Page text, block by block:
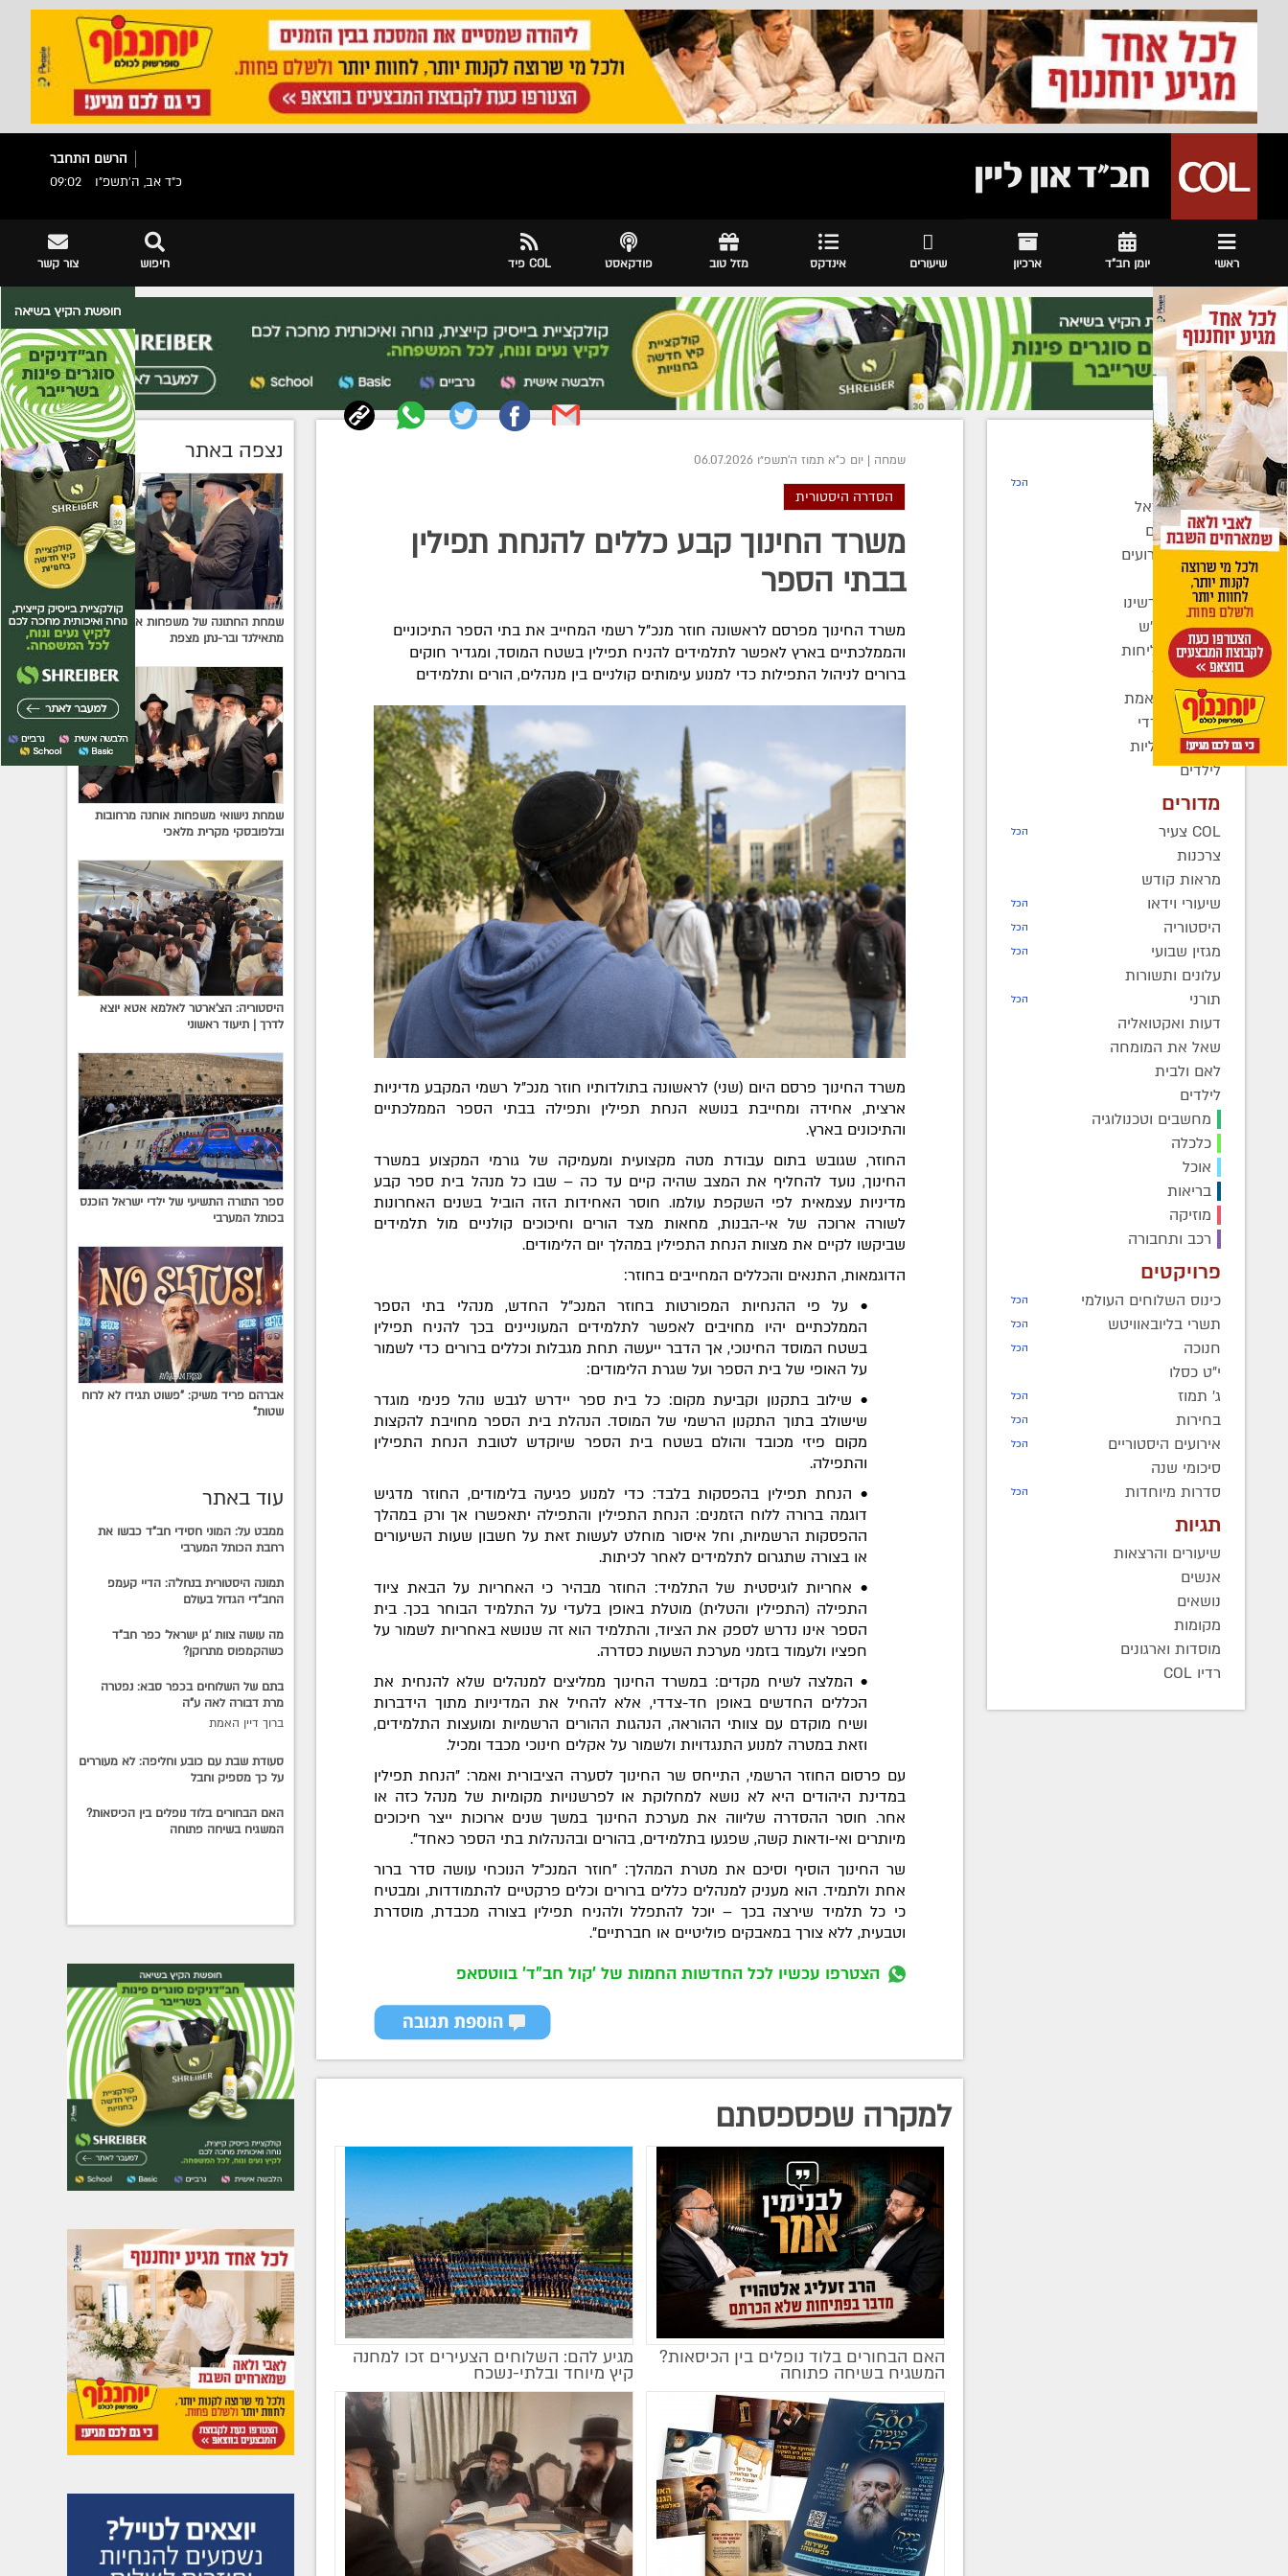
הרשם התחבר
כ"ד אב, ה׳תשפ״ו
09:02
ראשי יומן חב"ד ארכיון שיעורים אינדקס מזל טוב פודקאסט COL פיד צור קשר חיפוש
חדשות
רדיו COL הכל
חב"ד בישראל
חב"ד בעולם
כינוסים ואירועים
קהילות
בחצרות קדשינו
שמחות אנ"ש
יוצאים לשליחות
נשות חב"ד
ברוך דיין האמת
בעולם החרדי
חדשות כלליות
לילדים
מדורים
COL צעיר הכל
צרכנות
מראות קודש
שיעורי וידאו
הכל
היסטוריה הכל
מגזין שבועי הכל
עלונים ותשורות
תורני
הכל
דעות ואקטואליה
שאל את המומחה
לאם ולבית
לילדים
מחשבים וטכנולוגיה
כלכלה
אוכל
בריאות
מוזיקה
רכב ותחבורה
פרויקטים
כינוס השלוחים העולמי הכל
תשרי בליובאוויטש הכל
חנוכה הכל
י"ט כסלו
ג' תמוז
הכל
בחירות הכל
אירועים היסטוריים הכל
סיכומי שנה
סדרות מיוחדות
הכל
תגיות
שיעורים והרצאות
אנשים
נושאים
מקומות
מוסדות וארגונים
רדיו COL
שמחה | יום כ"א תמוז ה׳תשפ״ו 06.07.2026
הסדרה היסטורית
משרד החינוך קבע כללים להנחת תפילין
בבתי הספר
משרד החינוך מפרסם לראשונה חוזר מנכ"ל רשמי המחייב את בתי הספר התיכוניים
והממלכתיים בארץ לאפשר לתלמידים להניח תפילין בשטח המוסד, ומגדיר חוקים
ברורים לניהול התפילות כדי למנוע עימותים קולניים בין מנהלים, הורים ותלמידים
משרד החינוך פרסם היום (שני) לראשונה בתולדותיו חוזר מנכ"ל רשמי המקבע מדיניות
ארצית, אחידה ומחייבת בנושא הנחת תפילין ותפילה בבתי הספר הממלכתיים
והתיכונים בארץ.
החוזר, שגובש בתום עבודת מטה מקצועית ומעמיקה של גורמי המקצוע במשרד
החינוך, נועד להחליף את המצב שהיה קיים עד כה – שבו כל מנהל בית ספר קבע
מדיניות עצמאית לפי השקפת עולמו. חוסר האחידות הזה הוביל בשנים האחרונות
לשורה ארוכה של אי-הבנות, מחאות מצד הורים וחיכוכים קולניים מול תלמידים
שביקשו לקיים את מצוות הנחת התפילין במהלך יום הלימודים.
הדוגמאות, התנאים והכללים המחייבים בחוזר:
• על פי ההנחיות המפורטות בחוזר המנכ"ל החדש, מנהלי בתי הספר
הממלכתיים יהיו מחויבים לאפשר לתלמידים המעוניינים בכך להניח תפילין
בשטח המוסד החינוכי, אך הדבר ייעשה תחת מגבלות וכללים ברורים כדי לשמור
על האופי של בית הספר ועל שגרת הלימודים:
• שילוב בתקנון וקביעת מקום: כל בית ספר יידרש לגבש נוהל פנימי מוגדר
שישולב בתוך התקנון הרשמי של המוסד. הנהלת בית הספר מחויבת להקצות
מקום פיזי מכובד והולם בשטח בית הספר שיוקדש לטובת הנחת התפילין
והתפילה.
• הנחת תפילין בהפסקות בלבד: כדי למנוע פגיעה בלימודים, החוזר מדגיש
דוגמה ברורה ללוח הזמנים: הנחת התפילין והתפילה יתאפשרו אך ורק במהלך
ההפסקות הרשמיות, וחל איסור מוחלט לעשות זאת על חשבון שעות השיעורים
או בצורה שתגרום לתלמידים לאחר לכיתות.
• אחריות לוגיסטית של התלמיד: החוזר מבהיר כי האחריות על הבאת ציוד
התפילה (התפילין והטלית) מוטלת באופן בלעדי על התלמיד הבוחר בכך. בית
הספר אינו נדרש לספק את הציוד, והתלמיד הוא זה שנושא באחריות לשמור על
חפציו ולעמוד בזמני מערכת השעות כסדרה.
• המלצה לשיח מקדים: במשרד החינוך ממליצים למנהלים שלא להנחית את
הכללים החדשים באופן חד-צדדי, אלא להחיל את המדיניות מתוך הידברות
ושיח מוקדם עם צוותי ההוראה, הנהגות ההורים הרשמיות ומועצות התלמידים,
וזאת במטרה למנוע התנגדויות ולשמור על אקלים חינוכי מכבד ומכיל.
עם פרסום החוזר הרשמי, התייחס שר החינוך לסערה הציבורית ואמר: "הנחת תפילין
במדינת היהודים היא לא נושא למחלוקת או לפרשנויות מקומיות של מנהל כזה או
אחר. חוסר ההסדרה שליווה את מערכת החינוך במשך שנים ארוכות ייצר חיכוכים
מיותרים ואי-ודאות קשה, שפגעו בתלמידים, בהורים ובהנהלות בתי הספר כאחד".
שר החינוך הוסיף וסיכם את מטרת המהלך: "חוזר המנכ"ל הנוכחי עושה סדר ברור
אחת ולתמיד. הוא מעניק למנהלים כללים ברורים וכלים פרקטיים להתמודדות, ומבטיח
כי כל תלמיד שירצה בכך – יוכל להתפלל ולהניח תפילין בצורה מכבדת, מוסדרת
וטבעית, ללא צורך במאבקים פוליטיים או חברתיים".
הצטרפו עכשיו לכל החדשות החמות של 'קול חב"ד' בווטסאפ
למקרה שפספסתם
מקודם
האם הבחורים בלוד נופלים בין הכיסאות?
המשגיח בשיחה פתוחה
מגיע להם: השלוחים הצעירים זכו למחנה
קיץ מיוחד ובלתי-נשכח
נצפה באתר
שמחת החתונה של משפחות אשכנזי
מתאילנד ובר-נתן מצפת
שמחת נישואי משפחות אוחנה מרחובות
ובלפובסקי מקרית מלאכי
היסטוריה: הצ'ארטר לאלמא אטא יוצא
לדרך | תיעוד ראשוני
ספר התורה התשיעי של ילדי ישראל הוכנס
בכותל המערבי
אברהם פריד משיק: "פשוט תגידו לא לרוח
שטות"
עוד באתר
ממבט על: המוני חסידי חב"ד כבשו את
רחבת הכותל המערבי
תמונה היסטורית בנחל'ה: הדיי קעמפ
החב"די הגדול בעולם
מה עושה צוות 'גן ישראל' כפר חב"ד
כשהקמפוס מתרוקן?
בתם של השלוחים בכפר סבא: נפטרה
מרת דבורה לאה ע"ה
ברוך דיין האמת
סעודת שבת עם כובע וחליפה: לא מעוררים
על כך מספיק וחבל
האם הבחורים בלוד נופלים בין הכיסאות?
המשגיח בשיחה פתוחה